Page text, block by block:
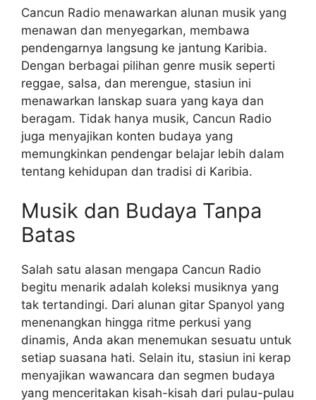
Cancun Radio menawarkan alunan musik yang
menawan dan menyegarkan, membawa
pendengarnya langsung ke jantung Karibia.
Dengan berbagai pilihan genre musik seperti
reggae, salsa, dan merengue, stasiun ini
menawarkan lanskap suara yang kaya dan
beragam. Tidak hanya musik, Cancun Radio
juga menyajikan konten budaya yang
memungkinkan pendengar belajar lebih dalam
tentang kehidupan dan tradisi di Karibia.
Musik dan Budaya Tanpa
Batas
Salah satu alasan mengapa Cancun Radio
begitu menarik adalah koleksi musiknya yang
tak tertandingi. Dari alunan gitar Spanyol yang
menenangkan hingga ritme perkusi yang
dinamis, Anda akan menemukan sesuatu untuk
setiap suasana hati. Selain itu, stasiun ini kerap
menyajikan wawancara dan segmen budaya
yang menceritakan kisah-kisah dari pulau-pulau